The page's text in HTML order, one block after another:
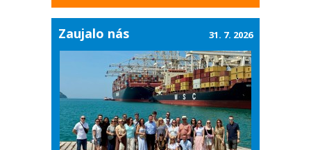
Zaujalo nás 31. 7. 2026